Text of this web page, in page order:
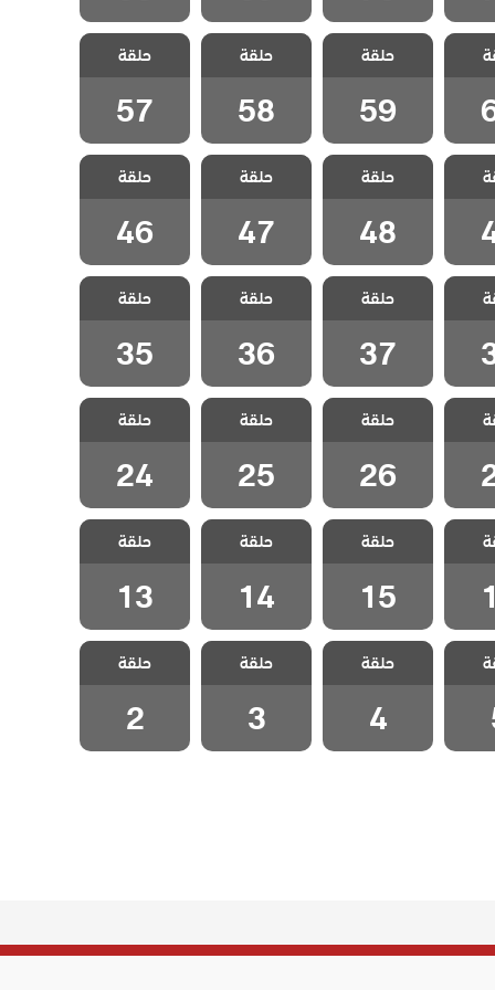
مسلسل متاهة
الحب مدبلج
الحلقة 59
حلقة
59
مسلسل متاهة
الحب مدبلج
الحلقة 58
حلقة
58
مسلسل متاهة
الحب مدبلج
الحلقة 57
حلقة
57
مسلسل متاهة
الحب مدبلج
الحلقة 48
حلقة
48
مسلسل متاهة
الحب مدبلج
الحلقة 47
حلقة
47
مسلسل متاهة
الحب مدبلج
الحلقة 46
حلقة
46
مسلسل متاهة
الحب مدبلج
الحلقة 37
حلقة
37
مسلسل متاهة
الحب مدبلج
الحلقة 36
حلقة
36
مسلسل متاهة
الحب مدبلج
الحلقة 35
حلقة
35
مسلسل متاهة
الحب مدبلج
الحلقة 26
حلقة
26
مسلسل متاهة
الحب مدبلج
الحلقة 25
حلقة
25
مسلسل متاهة
الحب مدبلج
الحلقة 24
حلقة
24
مسلسل متاهة
الحب مدبلج
الحلقة 15
حلقة
15
مسلسل متاهة
الحب مدبلج
الحلقة 14
حلقة
14
مسلسل متاهة
الحب مدبلج
الحلقة 13
حلقة
13
5
مسلسل متاهة
الحب مدبلج
الحلقة 4
حلقة
4
مسلسل متاهة
الحب مدبلج
الحلقة 3
حلقة
3
مسلسل متاهة
الحب مدبلج
الحلقة 2
حلقة
2